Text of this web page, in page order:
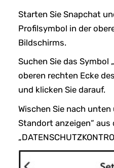
Starten Sie Snapchat
Profilsymbol in der
Bildschirms.
Suchen Sie das Symbol
oberen rechten Ecke
und klicken Sie darauf.
Wischen Sie nach unten
Standort anzeigen“